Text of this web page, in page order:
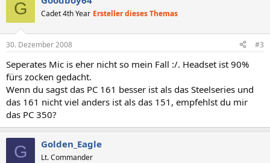
G Cadet 4th Year Ersteller dieses Themas
30. Dezember 2008 #3
Seperates Mic is eher nicht so mein Fall :/. Headset ist 90%
fürs zocken gedacht.
Wenn du sagst das PC 161 besser ist als das Steelseries und
das 161 nicht viel anders ist als das 151, empfehlst du mir
das PC 350?
G Golden_Eagle
Lt. Commander